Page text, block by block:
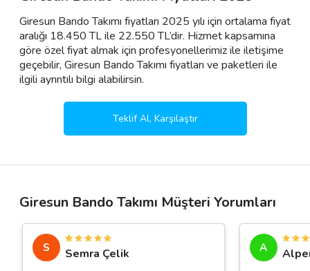
Giresun Bando Takımı fiyatları 2025 yılı için ortalama fiyat
aralığı 18.450 TL ile 22.550 TL’dir. Hizmet kapsamına
göre özel fiyat almak için profesyonellerimiz ile iletişime
geçebilir, Giresun Bando Takımı fiyatları ve paketleri ile
ilgili ayrıntılı bilgi alabilirsin.
Teklif Al, Karşılaştır
Giresun Bando Takımı Müşteri Yorumları
S
Semra Çelik
A